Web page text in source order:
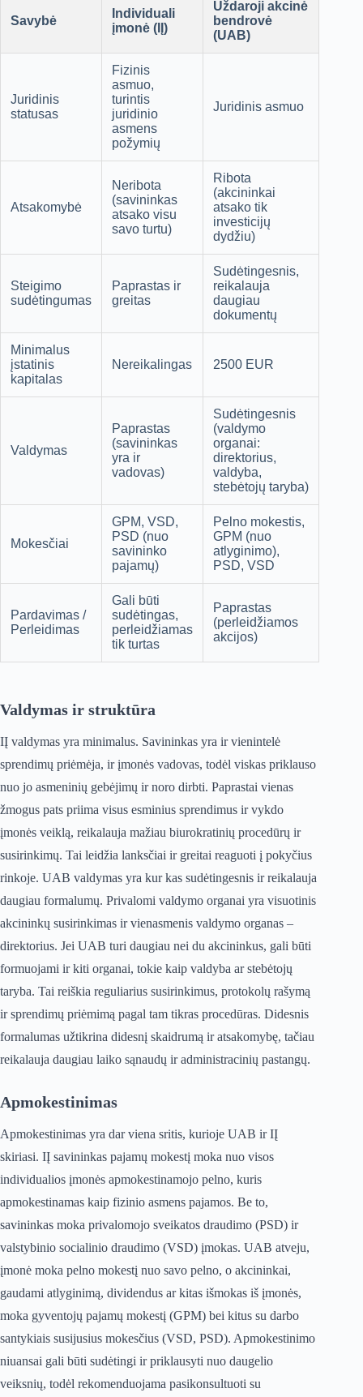
Savybė
Individuali
įmonė (IĮ)
Uždaroji akcinė
bendrovė
(UAB)
Juridinis
statusas
Fizinis
asmuo,
turintis
juridinio
asmens
požymių
Juridinis asmuo
Atsakomybė
Neribota
(savininkas
atsako visu
savo turtu)
Ribota
(akcininkai
atsako tik
investicijų
dydžiu)
Steigimo
sudėtingumas
Paprastas ir
greitas
Sudėtingesnis,
reikalauja
daugiau
dokumentų
Minimalus
įstatinis
kapitalas
Nereikalingas 2500 EUR
Valdymas
Paprastas
(savininkas
yra ir
vadovas)
Sudėtingesnis
(valdymo
organai:
direktorius,
valdyba,
stebėtojų taryba)
Mokesčiai
GPM, VSD,
PSD (nuo
savininko
pajamų)
Pelno mokestis,
GPM (nuo
atlyginimo),
PSD, VSD
Pardavimas /
Perleidimas
Gali būti
sudėtingas,
perleidžiamas
tik turtas
Paprastas
(perleidžiamos
akcijos)
Valdymas ir struktūra
IĮ valdymas yra minimalus. Savininkas yra ir vienintelė
sprendimų priėmėja, ir įmonės vadovas, todėl viskas priklauso
nuo jo asmeninių gebėjimų ir noro dirbti. Paprastai vienas
žmogus pats priima visus esminius sprendimus ir vykdo
įmonės veiklą, reikalauja mažiau biurokratinių procedūrų ir
susirinkimų. Tai leidžia lanksčiai ir greitai reaguoti į pokyčius
rinkoje. UAB valdymas yra kur kas sudėtingesnis ir reikalauja
daugiau formalumų. Privalomi valdymo organai yra visuotinis
akcininkų susirinkimas ir vienasmenis valdymo organas –
direktorius. Jei UAB turi daugiau nei du akcininkus, gali būti
formuojami ir kiti organai, tokie kaip valdyba ar stebėtojų
taryba. Tai reiškia reguliarius susirinkimus, protokolų rašymą
ir sprendimų priėmimą pagal tam tikras procedūras. Didesnis
formalumas užtikrina didesnį skaidrumą ir atsakomybę, tačiau
reikalauja daugiau laiko sąnaudų ir administracinių pastangų.
Apmokestinimas
Apmokestinimas yra dar viena sritis, kurioje UAB ir IĮ
skiriasi. IĮ savininkas pajamų mokestį moka nuo visos
individualios įmonės apmokestinamojo pelno, kuris
apmokestinamas kaip fizinio asmens pajamos. Be to,
savininkas moka privalomojo sveikatos draudimo (PSD) ir
valstybinio socialinio draudimo (VSD) įmokas. UAB atveju,
įmonė moka pelno mokestį nuo savo pelno, o akcininkai,
gaudami atlyginimą, dividendus ar kitas išmokas iš įmonės,
moka gyventojų pajamų mokestį (GPM) bei kitus su darbo
santykiais susijusius mokesčius (VSD, PSD). Apmokestinimo
niuansai gali būti sudėtingi ir priklausyti nuo daugelio
veiksnių, todėl rekomenduojama pasikonsultuoti su